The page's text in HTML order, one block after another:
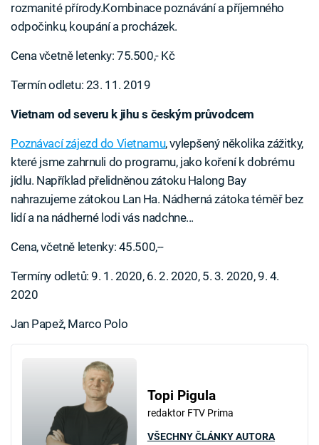
rozmanité přírody.Kombinace poznávání a příjemného
odpočinku, koupání a procházek.
Cena včetně letenky: 75.500,- Kč
Termín odletu: 23. 11. 2019
Vietnam od severu k jihu s českým průvodcem
Poznávací zájezd do Vietnamu, vylepšený několika zážitky,
které jsme zahrnuli do programu, jako koření k dobrému
jídlu. Například přelidněnou zátoku Halong Bay
nahrazujeme zátokou Lan Ha. Nádherná zátoka téměř bez
lidí a na nádherné lodi vás nadchne...
Cena, včetně letenky: 45.500,--
Termíny odletů: 9. 1. 2020, 6. 2. 2020, 5. 3. 2020, 9. 4.
2020
Jan Papež, Marco Polo
Topi Pigula
redaktor FTV Prima
VŠECHNY ČLÁNKY AUTORA